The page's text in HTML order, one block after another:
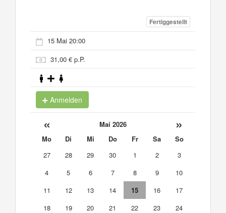
Fertiggestellt
15 Mai 20:00
31,00 € p.P.
Anmelden
« Mai 2026 »
Mo Di Mi Do Fr Sa
So
27
28 29 30 1 2
3
4
5 6 7 8 9
10
11
12 13 14 15 16
17
18
19 20 21 22 23
24